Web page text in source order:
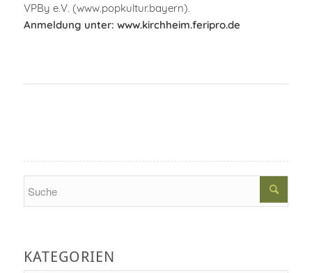
VPBy e.V. (www.popkultur.bayern).
Anmeldung unter: www.kirchheim.feripro.de
KATEGORIEN